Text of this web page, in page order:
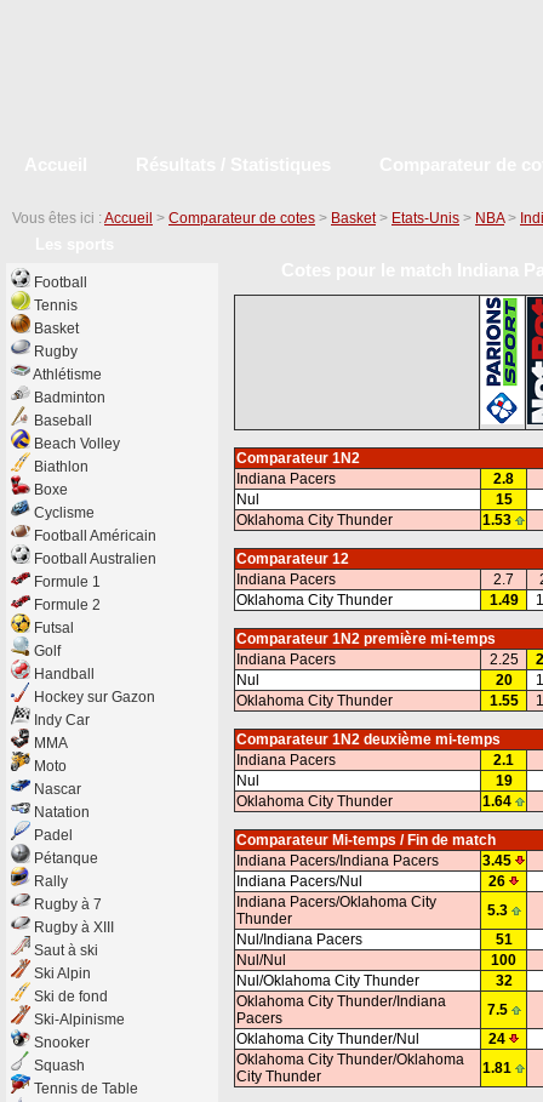
Vous êtes ici : Accueil > Comparateur de cotes > Basket> Etats-Unis > NBA>
Comparateur 1N2
Indiana Pacers
2.8
Nul
15
Oklahoma City Thunder
1.53
Comparateur 12
Indiana Pacers
2.7
Oklahoma City Thunder
1.49
Comparateur 1N2 première mi-temps
Indiana Pacers
2.25
Nul
20
Oklahoma City Thunder
1.55
Comparateur 1N2 deuxième mi-temps
Indiana Pacers
2.1
Nul
19
Oklahoma City Thunder
1.64
Comparateur Mi-temps / Fin de match
Indiana Pacers/Indiana Pacers
3.45
Indiana Pacers/Nul
26
Indiana Pacers/Oklahoma City
Thunder
5.3
Nul/Indiana Pacers
51
Nul/Nul
100
Nul/Oklahoma City Thunder
32
Oklahoma City Thunder/Indiana
Pacers
7.5
Oklahoma City Thunder/Nul
24
Oklahoma City Thunder/Oklahoma
City Thunder
1.81
Football
Tennis
Basket
Rugby
Athlétisme
Badminton
Baseball
Beach Volley
Biathlon
Boxe
Cyclisme
Football Américain
Football Australien
Formule 1
Formule 2
Futsal
Golf
Handball
Hockey sur Gazon
Indy Car
MMA
Moto
Nascar
Natation
Padel
Pétanque
Rally
Rugby à 7
Rugby à XIII
Saut à ski
Ski Alpin
Ski de fond
Ski-Alpinisme
Snooker
Squash
Tennis de Table